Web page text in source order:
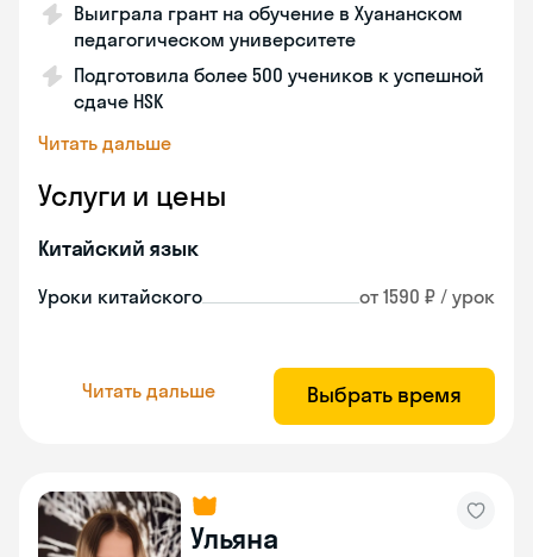
Выиграла грант на обучение в Хуананском
педагогическом университете
Подготовила более 500 учеников к успешной
сдаче HSK
Читать дальше
Услуги и цены
Китайский язык
Уроки китайского от 1590 ₽ / урок
Читать дальше Выбрать время
Ульяна